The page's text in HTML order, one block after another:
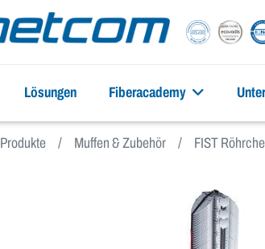
Lösungen Fiberacademy
Produkte Muffen & Zubehör FIST